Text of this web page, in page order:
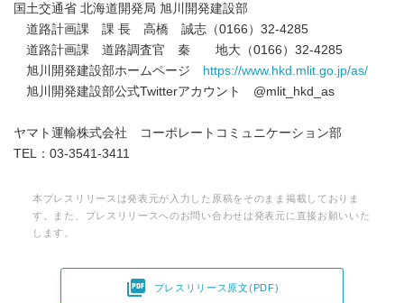
国土交通省 北海道開発局 旭川開発建設部
道路計画課 課 長 高橋 誠志（0166）32-4285
道路計画課 道路調査官 秦 地大（0166）32-4285
旭川開発建設部ホームページ https://www.hkd.mlit.go.jp/as/
旭川開発建設部公式Twitterアカウント @mlit_hkd_as
ヤマト運輸株式会社 コーポレートコミュニケーション部
TEL：03-3541-3411
本プレスリリースは発表元が入力した原稿をそのまま掲載しておりま
す。また、プレスリリースへのお問い合わせは発表元に直接お願いいた
します。
 プレスリリース原文(PDF)